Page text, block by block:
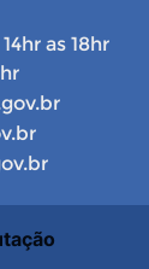
as 18hr